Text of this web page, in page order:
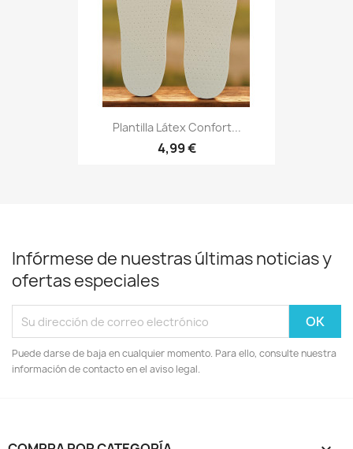
Plantilla Látex Confort...
4,99 €
Infórmese de nuestras últimas noticias y
ofertas especiales
Puede darse de baja en cualquier momento. Para ello, consulte nuestra
información de contacto en el aviso legal.